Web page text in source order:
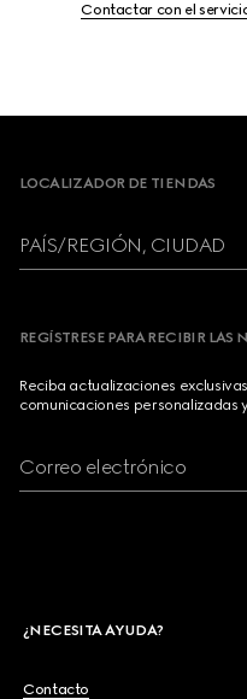
Contactar con el
LOCALIZADOR DE TIENDAS
PAÍS/REGIÓN, CIUDAD
REGÍSTRESE PARA RECIBIR
Reciba actualizaciones
comunicaciones personalizadas
Correo electrónico
¿NECESITA AYUDA?
Contacto